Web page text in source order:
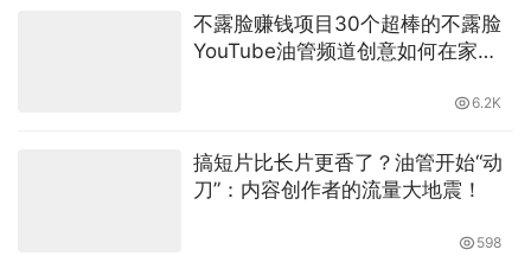
不露脸赚钱项目30个超棒的不露脸
YouTube油管频道创意如何在家工
6.2K
搞短片比长片更香了？油管开始“动
刀”：内容创作者的流量大地震！
598